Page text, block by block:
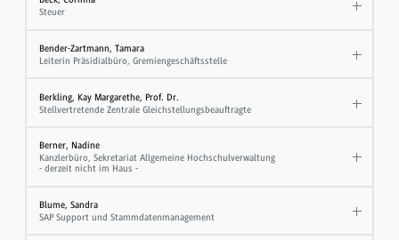
Steuer
Bender-Zartmann, Tamara
Leiterin Präsidialbüro, Gremiengeschäftsstelle
Berkling, Kay Margarethe, Prof. Dr.
Stellvertretende Zentrale Gleichstellungsbeauftragte
Berner, Nadine
Kanzlerbüro, Sekretariat Allgemeine Hochschulverwaltung
- derzeit nicht im Haus -
Blume, Sandra
SAP Support und Stammdatenmanagement